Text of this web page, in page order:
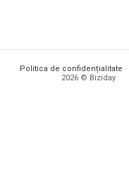
Politica de confidențialitate ·
2026 © Biziday